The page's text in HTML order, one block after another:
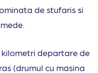
de stufaris si
departare de
(drumul cu masina